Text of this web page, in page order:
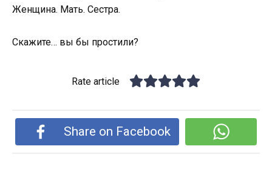
Женщина. Мать. Сестра.
Скажите… вы бы простили?
Rate article
Share on Facebook